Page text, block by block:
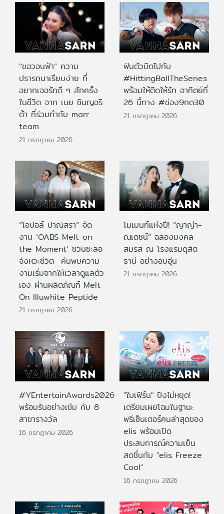
“ขอวอนฟ้า” ความ
ปรารถนาเรียบง่าย ที่
อยากเจอรักดี ๆ สักครั้ง
ในชีวิต จาก เนย ซินญอริ
ต้า ที่ร่วมทำกับ marr
team
21 กรกฎาคม 2026
ฟินตัวบิดไปกับ
#HittingBallTheSeries
พร้อมให้ติดให้รัก อาทิตย์ที่
26 นี้ทาง #ช่อง9กด30
21 กรกฎาคม 2026
“โอปอล์ ปาณิสรา” จัด
งาน ‘OABS Melt on
the Moment’ ชวนชะลอ
จังหวะชีวิต ค้นพบความ
งามเริ่มจากให้เวลาดูแลตัว
เอง ผ่านผลิตภัณฑ์ Melt
On Illuwhite Peptide
21 กรกฎาคม 2026
โมเมนท์แห่งปี! “ญาญ่า-
ณเดชน์” ฉลองมงคล
สมรส ณ โรงแรมดุสิต
ธานี อย่างอบอุ่น
21 กรกฎาคม 2026
#YEntertainAwards2026
พร้อมรันอย่างเข้ม กับ 8
สาขารางวัล
16 กรกฎาคม 2026
"ใบเฟิร์น" ปังไม่หยุด!
เตรียมเผยโฉมในฐานะ
พรีเซ็นเตอร์คนล่าสุดของ
elis พร้อมเปิด
ประสบการณ์ความเย็น
สดชื่นกับ "elis Freeze
Cool"
16 กรกฎาคม 2026